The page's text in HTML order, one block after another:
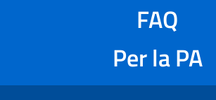
FAQ
Per la PA